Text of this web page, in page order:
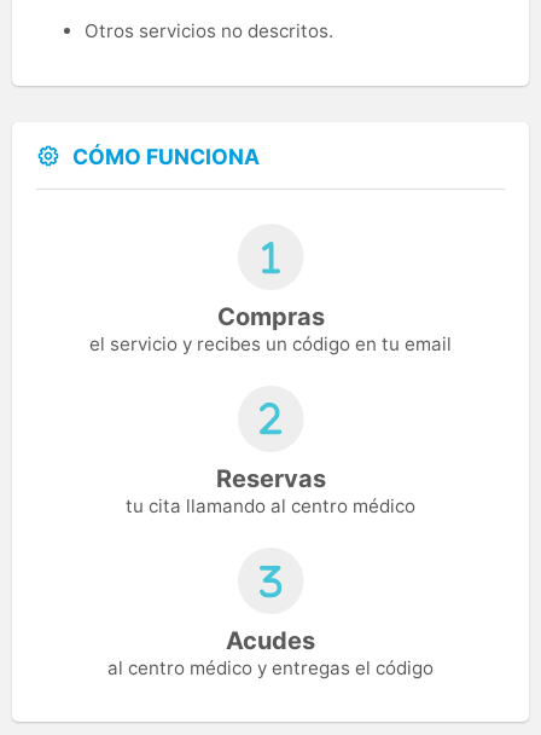
Otros servicios no descritos.
CÓMO FUNCIONA
Compras
el servicio y recibes un código en tu email
Reservas
tu cita llamando al centro médico
Acudes
al centro médico y entregas el código